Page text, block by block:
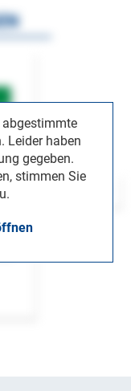
abgestimmte
Leider haben
gegeben.
stimmen Sie